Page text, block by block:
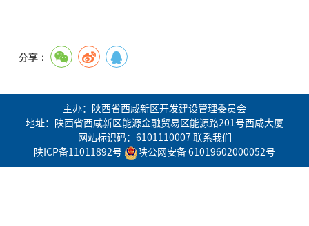
分享：
主办：陕西省西咸新区开发建设管理委员会
地址：陕西省西咸新区能源金融贸易区能源路201号西咸大厦
网站标识码：6101110007 联系我们
陕ICP备11011892号
陕公网安备 61019602000052号